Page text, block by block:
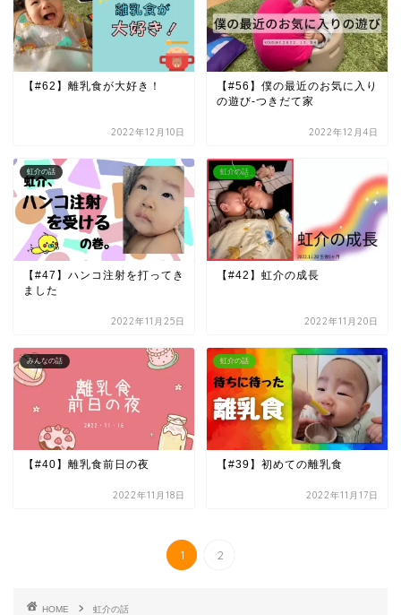
【#62】離乳食が大好き！
2022年12月10日
【#56】僕の最近のお気に入り
の遊び-つきだて家
2022年12月4日
虹介の話
【#47】ハンコ注射を打ってき
ました
2022年11月25日
虹介の話
【#42】虹介の成長
2022年11月20日
みんなの話
【#40】離乳食前日の夜
2022年11月18日
虹介の話
【#39】初めての離乳食
2022年11月17日
1 2
HOME 虹介の話